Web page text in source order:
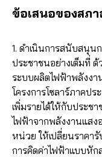
ข้อเสนอของสภ
1. ดำเนินการสนับสนุน
ประชาชนอย่างเต็มที่
ระบบผลิตไฟฟ้าพลังง
โครงการโซลาร์ภาคป
เพิ่มรายได้ให้กับประช
ไฟฟ้าจากพลังงานแสง
หน่วย ให้เปลี่ยนราคา
การคิดค่าไฟฟ้าแบบหัก